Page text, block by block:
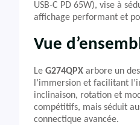
USB-C PD 65W), vise à
affichage performant et
Vue
Le G274QPX arbore un
l’immersion et facilitant
inclinaison, rotation et
compétitifs, mais séduit
connectique avancée.